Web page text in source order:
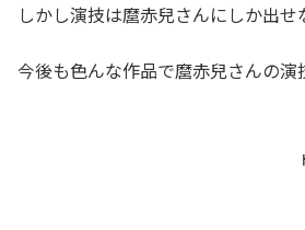
しかし演技は麿赤兒さんにしか出せ
今後も色んな作品で麿赤兒さんの演